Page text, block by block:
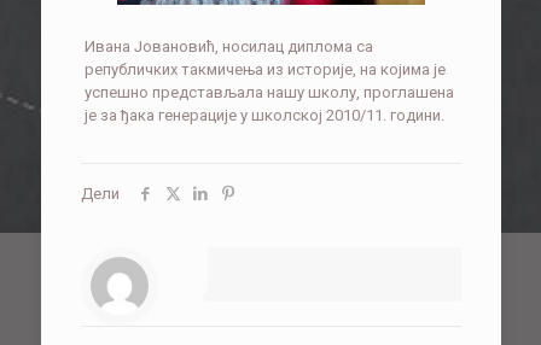
Ивана Јовановић, носилац диплома са
републичких такмичења из историје, на којима је
успешно представљала нашу школу, проглашена
је за ђака генерације у школској 2010/11. години.
Дели